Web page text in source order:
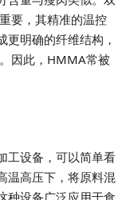
要，其精准的温控
明确的纤维结构，
因此，HMMA常被
工设备，可以简单看
温高压下，将原料混
种设备广泛应用于食